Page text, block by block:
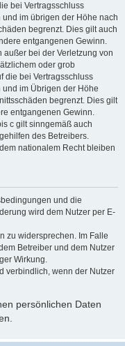
bei Vertragsschluss
im übrigen der Höhe nach
begrenzt. Dies gilt auch
entgangenen Gewinn.
außer bei der Verletzung von
oder grob
die bei Vertragsschluss
im Übrigen der Höhe
begrenzt. Dies gilt
entgangenen Gewinn.
c gilt sinngemäß auch
des Betreibers.
nationalem Recht bleiben
und die
wird dem Nutzer per E-
zu widersprechen. Im Falle
Betreiber und dem Nutzer
Wirkung.
verbindlich, wenn der Nutzer
persönlichen Daten